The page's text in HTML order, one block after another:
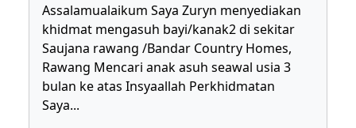
Assalamualaikum Saya Zuryn menyediakan
khidmat mengasuh bayi/kanak2 di sekitar
Saujana rawang /Bandar Country Homes,
Rawang Mencari anak asuh seawal usia 3
bulan ke atas Insyaallah Perkhidmatan
Saya...